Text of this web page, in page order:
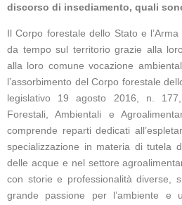
discorso di insediamento, quali
Il Corpo forestale dello Stato e
da tempo sul territorio grazie alla
alla loro comune vocazione
l’assorbimento del Corpo forestale
legislativo 19 agosto 2016, n.
Forestali, Ambientali e
comprende reparti dedicati
specializzazione in materia di tutela
delle acque e nel settore
con storie e professionalità diverse,
grande passione per l’ambiente e